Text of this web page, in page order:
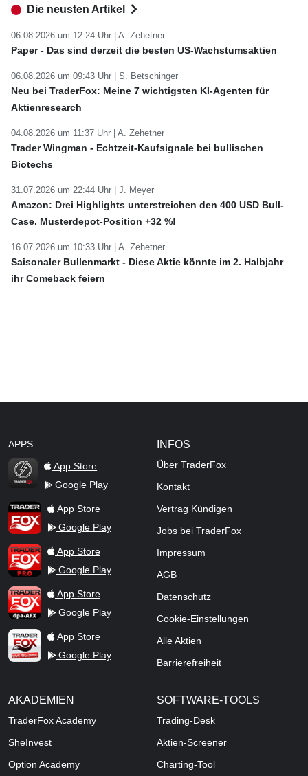
Die neusten Artikel
06.08.2026 um 12:24 Uhr | A. Zehetner
Paper - Das sind derzeit die besten US-Wachstumsaktien
06.08.2026 um 09:43 Uhr | S. Betschinger
Neu bei TraderFox: Meine 7 wichtigsten KI-Agenten für
Aktienresearch
04.08.2026 um 11:37 Uhr | A. Zehetner
Trader Wingman - Echtzeit-Kaufsignale bei bullischen
Biotechs
31.07.2026 um 22:44 Uhr | J. Meyer
Amazon: Drei Highlights unterstreichen den 400 USD Bull-
Case. Musterdepot-Position +32 %!
16.07.2026 um 10:33 Uhr | A. Zehetner
Saisonaler Bullenmarkt - Diese Aktie könnte im 2. Halbjahr
ihr Comeback feiern
APPS
TraderFox Flash
App Store
Google Play
TraderFox AppApp Store
Google Play
TraderFox ProApp Store
Google Play
TraderFox dpa-AFX ProFeed
App Store
Google Play
TraderFox Live Trading
App Store
Google Play
INFOS
Über TraderFox
Kontakt
Vertrag Kündigen
Jobs bei TraderFox
Impressum
AGB
Datenschutz
Cookie-Einstellungen
Alle Aktien
Barrierefreiheit
AKADEMIEN
TraderFox Academy
SheInvest
Option Academy
SOFTWARE-TOOLS
Trading-Desk
Aktien-Screener
Charting-Tool